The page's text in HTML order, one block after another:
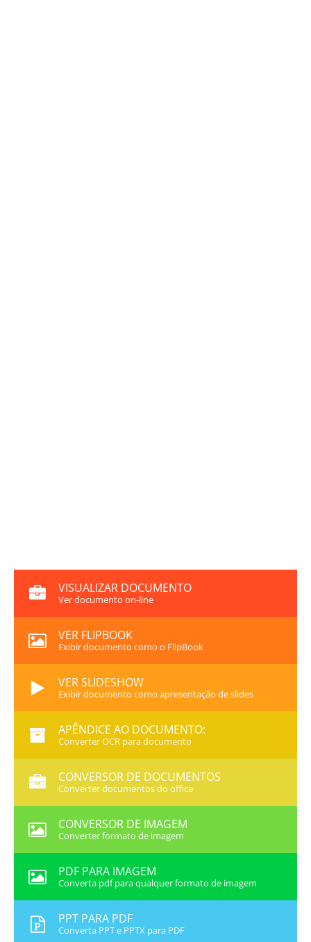
VISUALIZAR DOCUMENTO
Ver documento on-line
VER FLIPBOOK
Exibir documento como o FlipBook
VER SLIDESHOW
Exibir documento como apresentação de slides
APÊNDICE AO DOCUMENTO:
Converter OCR para documento
CONVERSOR DE DOCUMENTOS
Converter documentos do office
CONVERSOR DE IMAGEM
Converter formato de imagem
PDF PARA IMAGEM
Converta pdf para qualquer formato de imagem
PPT PARA PDF
Converta PPT e PPTX para PDF